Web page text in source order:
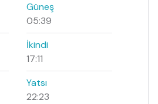
Güneş
05:39
İkindi
17:11
Yatsı
22:23